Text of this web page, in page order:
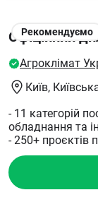
Рекомендуємо
Офіційний
Агроклімат
Київ,
- 11 категорій
обладнання та
- 250+ проєктів